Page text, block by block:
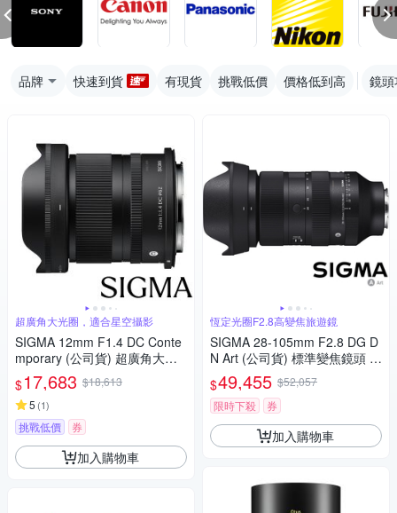
品牌 快速到貨 有現貨 挑戰低價 價格低到高 鏡
超廣角大光圈，適合星空攝影
SIGMA 12mm F1.4 DC Conte
mporary (公司貨) 超廣角大光
圈定焦鏡 星空鏡 APS-C 無反微
單眼專用鏡頭
$17,683 $18,613
5 (1)
挑戰低價 券
加入購物車
恆定光圈F2.8高變焦旅遊鏡
SIGMA 28-105mm F2.8 DG D
N Art (公司貨) 標準變焦鏡頭 全
片幅無反微單眼鏡頭 旅遊鏡
$49,455 $52,057
限時下殺
券
加入購物車